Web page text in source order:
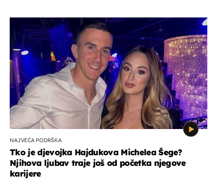
NAJVEĆA PODRŠKA
Tko je djevojka Hajdukova Michelea Šege?
Njihova ljubav traje još od početka njegove
karijere